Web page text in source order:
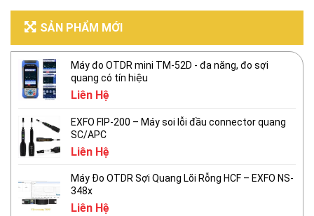
SẢN PHẨM MỚI
Máy đo OTDR mini TM-52D - đa năng, đo sợi
quang có tín hiệu
Liên Hệ
EXFO FIP-200 – Máy soi lỗi đầu connector quang
SC/APC
Liên Hệ
Máy Đo OTDR Sợi Quang Lõi Rỗng HCF – EXFO NS-
348x
Liên Hệ